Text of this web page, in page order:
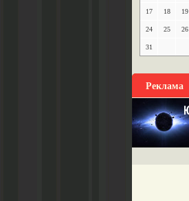
17 18 19
24 25 26
31
Реклама